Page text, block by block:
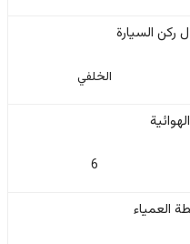
السيارة
الخلفي
6
العمياء